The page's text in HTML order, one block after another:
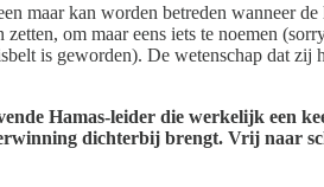
maar kan worden betreden wanneer de
om maar eens iets te noemen
is geworden). De wetenschap dat zij
Hamas-leider die werkelijk een
dichterbij brengt. Vrij naar